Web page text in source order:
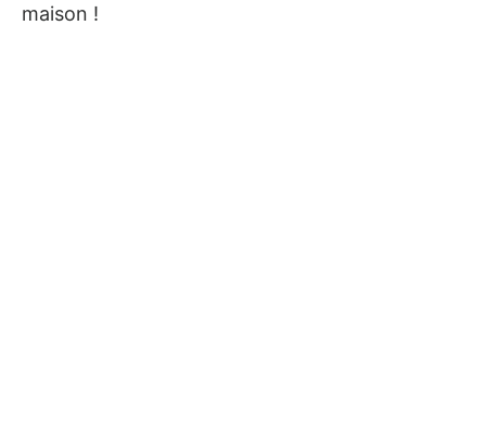
maison !